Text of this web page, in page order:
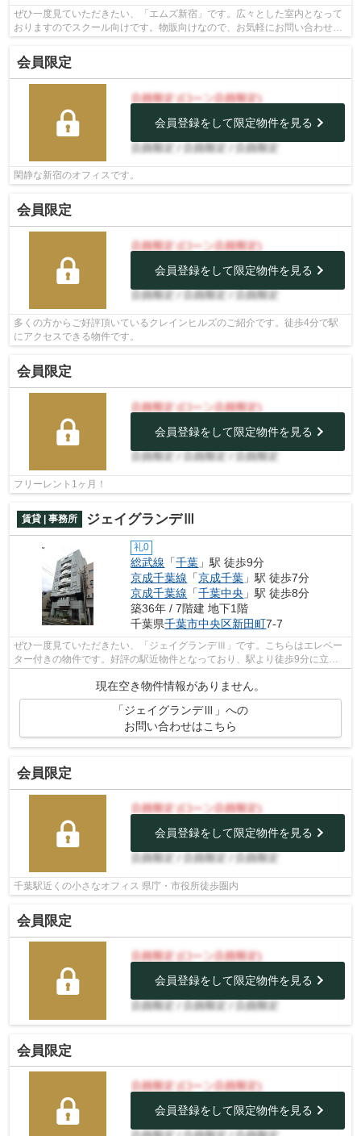
ぜひ一度見ていただきたい、「エムズ新宿」です。広々とした室内となって
おりますのでスクール向けです。物販向けなので、お気軽にお問い合わせく
会員限定
会員登録をして限定物件を見る
閑静な新宿のオフィスです。
会員限定
会員登録をして限定物件を見る
多くの方からご好評頂いているクレインヒルズのご紹介です。徒歩4分で駅
にアクセスできる物件です。
会員限定
会員登録をして限定物件を見る
フリーレント1ヶ月！
賃貸 | 事務所 ジェイグランデⅢ
礼0
総武線 「千葉 」駅 徒歩9分
京成千葉線 「京成千葉 」駅 徒歩7分
京成千葉線 「千葉中央 」駅 徒歩8分
築36年 / 7階建 地下1階
千葉県千葉市中央区新田町7-7
ぜひ一度見ていただきたい、「ジェイグランデⅢ」です。こちらはエレベー
ター付きの物件です。好評の駅近物件となっており、駅より徒歩9分に立地
しています。
現在空き物件情報がありません。
「ジェイグランデⅢ」への
お問い合わせはこちら
会員限定
会員登録をして限定物件を見る
千葉駅近くの小さなオフィス 県庁・市役所徒歩圏内
会員限定
会員登録をして限定物件を見る
会員限定
会員登録をして限定物件を見る